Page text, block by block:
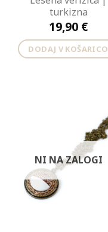
turkizna
19,90 €
DODAJ V KOŠARICO
NI NA ZALOGI